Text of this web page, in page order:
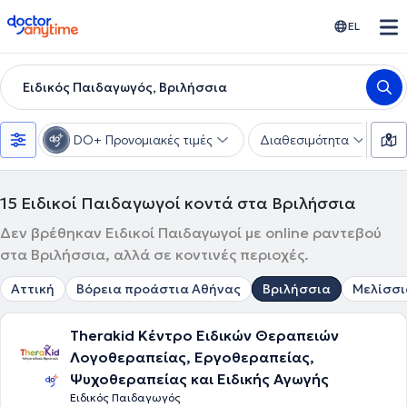
doctoranytime EL
Ειδικός Παιδαγωγός, Βριλήσσια
DO+ Προνομιακές τιμές Διαθεσιμότητα
15 Ειδικοί Παιδαγωγοί κοντά στα Βριλήσσια
Δεν βρέθηκαν Ειδικοί Παιδαγωγοί με online ραντεβού
στα Βριλήσσια, αλλά σε κοντινές περιοχές.
Αττική Βόρεια προάστια Αθήνας Βριλήσσια
Therakid Κέντρο Ειδικών Θεραπειών
Λογοθεραπείας, Εργοθεραπείας,
Ψυχοθεραπείας και Ειδικής Αγωγής
Ειδικός Παιδαγωγός